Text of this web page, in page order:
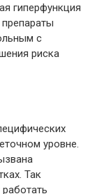
гиперфункция
с
риска
уровне.
Так